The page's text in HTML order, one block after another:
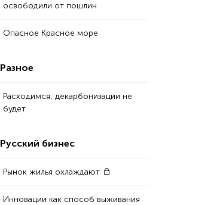
освободили от пошлин
Опасное Красное море
Разное
Расходимся, декарбонизации не
будет
Русский бизнес
Рынок жилья охлаждают
Инновации как способ выживания